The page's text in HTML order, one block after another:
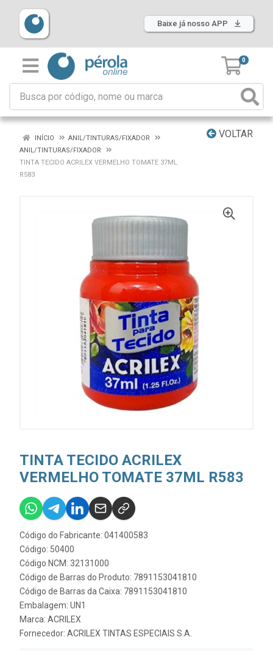
Baixe já nosso APP
0
VOLTAR
INÍCIO
ANIL/TINTURAS/FIXADOR
ANIL/TINTURAS/FIXADOR
TINTA TECIDO ACRILEX VERMELHO TOMATE 37ML
R583
TINTA TECIDO ACRILEX
VERMELHO TOMATE 37ML R583
Código do Fabricante: 041400583
Código: 50400
Código NCM: 32131000
Código de Barras do Produto: 7891153041810
Código de Barras da Caixa: 7891153041810
Embalagem: UN1
Marca: ACRILEX
Fornecedor: ACRILEX TINTAS ESPECIAIS S.A.